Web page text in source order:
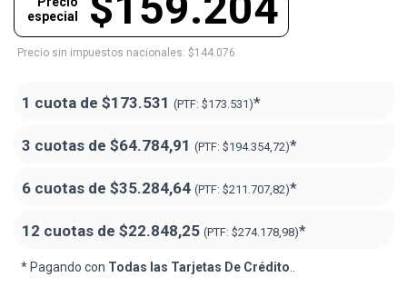
especial
Precio sin impuestos nacionales: $144.076
1 cuota de $173.531 (PTF: $173.531)*
3 cuotas de $64.784,91 (PTF: $194.354,72)*
6 cuotas de $35.284,64 (PTF: $211.707,82)*
12 cuotas de $22.848,25 (PTF: $274.178,98)*
* Pagando con Todas las Tarjetas De Crédito